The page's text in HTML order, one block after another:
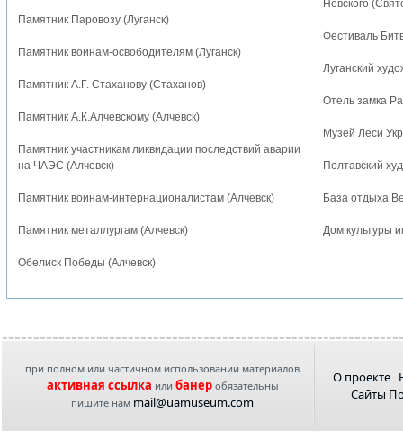
Памятник Паровозу (Луганск)
Памятник воинам-освободителям (Луганск)
Памятник А.Г. Стаханову (Стаханов)
Памятник А.К.Алчевскому (Алчевск)
Памятник участникам ликвидации последствий аварии
на ЧАЭС (Алчевск)
Памятник воинам-интернационалистам (Алчевск)
Памятник металлургам (Алчевск)
Обелиск Победы (Алчевск)
Невского
Фестиваль
Луганский
Отель замка
Музей Леси
Полтавский
База отдыха
Дом культуры
при полном или частичном использовании материалов
активная ссылка или банеробязательны
пишите нам mail@uamuseum.com
О проекте
Сайты